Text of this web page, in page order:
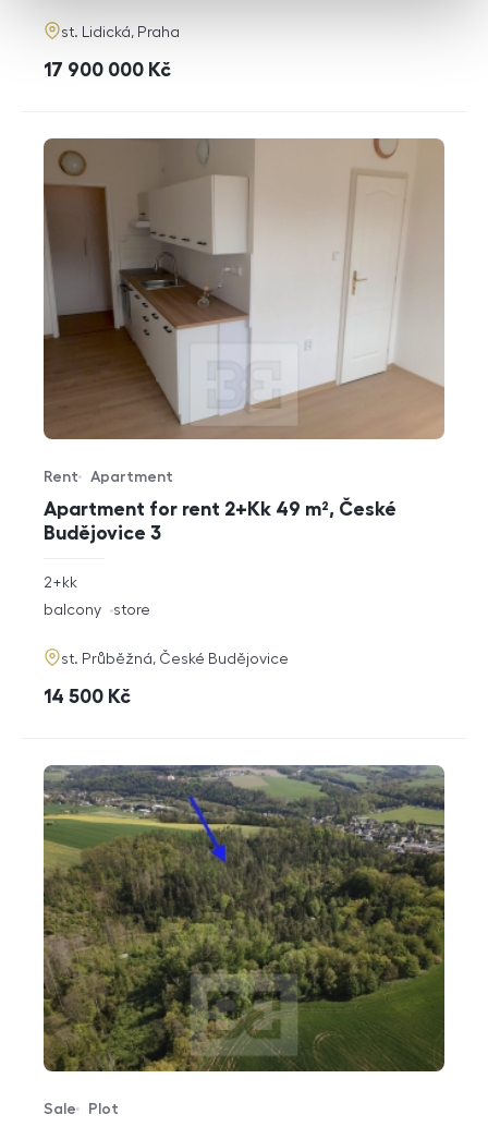
adresa
st. Lidická, Praha
cena
17 900 000 Kč
Apartment for rent 2+Kk 49 m², České
Budějovice 3
Offer type
Rent
Property type
Apartment
rozměry
2+kk
funkce
balcony store
adresa
st. Průběžná, České Budějovice
cena
14 500 Kč
Offer type
Sale
Property type
Plot